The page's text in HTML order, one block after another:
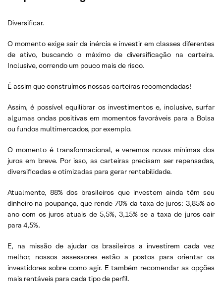
Diversificar.
O momento exige sair da inércia e investir em classes diferentes
de ativo, buscando o máximo de diversificação na carteira.
Inclusive, correndo um pouco mais de risco.
É assim que construímos nossas carteiras recomendadas!
Assim, é possível equilibrar os investimentos e, inclusive, surfar
algumas ondas positivas em momentos favoráveis para a Bolsa
ou fundos multimercados, por exemplo.
O momento é transformacional, e veremos novas mínimas dos
juros em breve. Por isso, as carteiras precisam ser repensadas,
diversificadas e otimizadas para gerar rentabilidade.
Atualmente, 88% dos brasileiros que investem ainda têm seu
dinheiro na poupança, que rende 70% da taxa de juros: 3,85% ao
ano com os juros atuais de 5,5%, 3,15% se a taxa de juros cair
para 4,5%.
E, na missão de ajudar os brasileiros a investirem cada vez
melhor, nossos assessores estão a postos para orientar os
investidores sobre como agir. E também recomendar as opções
mais rentáveis para cada tipo de perfil.